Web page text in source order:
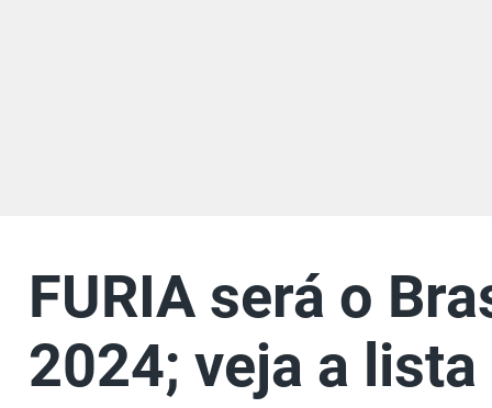
FURIA será o
2024; veja a